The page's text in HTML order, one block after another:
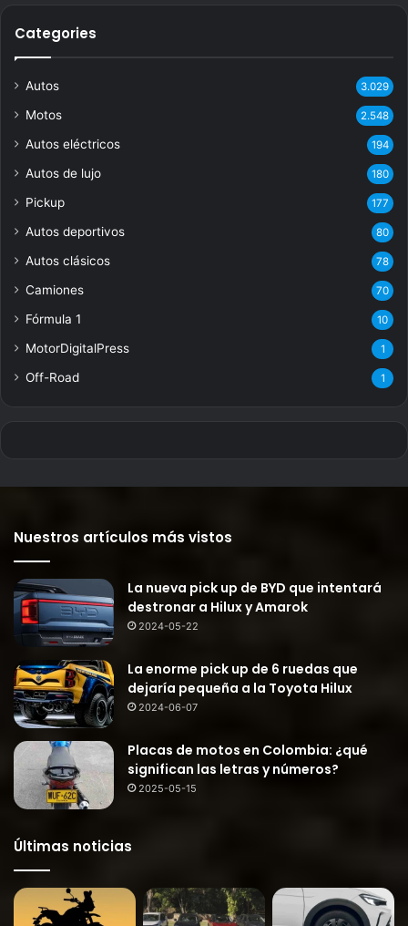
Categories
Autos 3.029
Motos 2.548
Autos eléctricos 194
Autos de lujo 180
Pickup 177
Autos deportivos 80
Autos clásicos 78
Camiones 70
Fórmula 1 10
MotorDigitalPress 1
Off-Road 1
Nuestros artículos más vistos
La nueva pick up de BYD que intentará
destronar a Hilux y Amarok
2024-05-22
La enorme pick up de 6 ruedas que
dejaría pequeña a la Toyota Hilux
2024-06-07
Placas de motos en Colombia: ¿qué
significan las letras y números?
2025-05-15
Últimas noticias